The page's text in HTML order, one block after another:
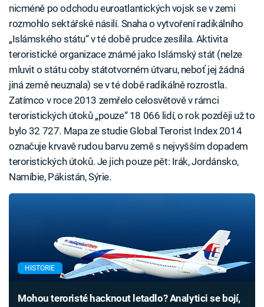
nicméně po odchodu euroatlantických vojsk se v zemi
rozmohlo sektářské násilí. Snaha o vytvoření radikálního
„Islámského státu“ v té době prudce zesílila. Aktivita
teroristické organizace známé jako Islámský stát (nelze
mluvit o státu coby státotvorném útvaru, neboť jej žádná
jiná země neuznala) se v té době radikálně rozrostla.
Zatímco v roce 2013 zemřelo celosvětově v rámci
teroristických útoků „pouze“ 18 066 lidí, o rok později už to
bylo 32 727. Mapa ze studie Global Terorist Index 2014
označuje krvavě rudou barvu země s nejvyšším dopadem
teroristických útoků. Je jich pouze pět: Irák, Jordánsko,
Namíbie, Pákistán, Sýrie.
HISTORIE
Mohou teroristé hacknout letadlo? Analytici se bojí,